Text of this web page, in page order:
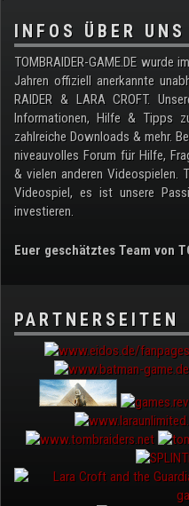
INFOS ÜBER UNS
TOMBRAIDER-GAME.DE
Jahren offiziell anerkannte
RAIDER & LARA CROFT.
Informationen, Hilfe & Tipps
zahlreiche Downloads & mehr.
niveauvolles Forum für Hilfe,
& vielen anderen Videospielen.
Videospiel, es ist unsere
investieren.
Euer geschätztes Team von
PARTNERSEITEN